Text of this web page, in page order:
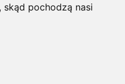
pochodzą nasi